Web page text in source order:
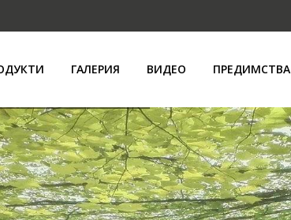
ГАЛЕРИЯ ВИДЕО ПРЕДИМСТВА